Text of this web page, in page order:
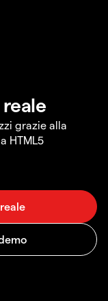
grazie alla
HTML5